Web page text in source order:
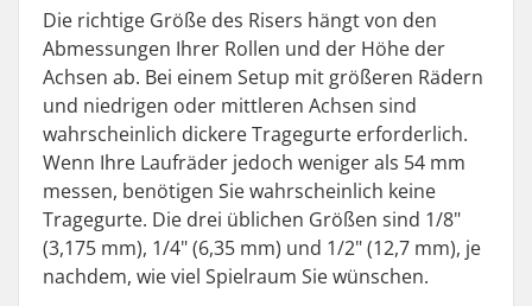
Die richtige Größe des Risers hängt von den
Abmessungen Ihrer Rollen und der Höhe der
Achsen ab. Bei einem Setup mit größeren Rädern
und niedrigen oder mittleren Achsen sind
wahrscheinlich dickere Tragegurte erforderlich.
Wenn Ihre Laufräder jedoch weniger als 54 mm
messen, benötigen Sie wahrscheinlich keine
Tragegurte. Die drei üblichen Größen sind 1/8"
(3,175 mm), 1/4" (6,35 mm) und 1/2" (12,7 mm), je
nachdem, wie viel Spielraum Sie wünschen.